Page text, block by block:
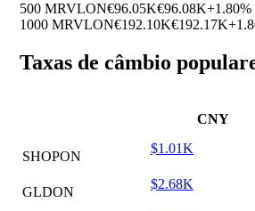
500 MRVLON€96.05K€96.08K+1.80%
1000 MRVLON€192.10K€192.17K
Taxas de câmbio
CNY
SHOPON
$1.01K
GLDON
$2.68K